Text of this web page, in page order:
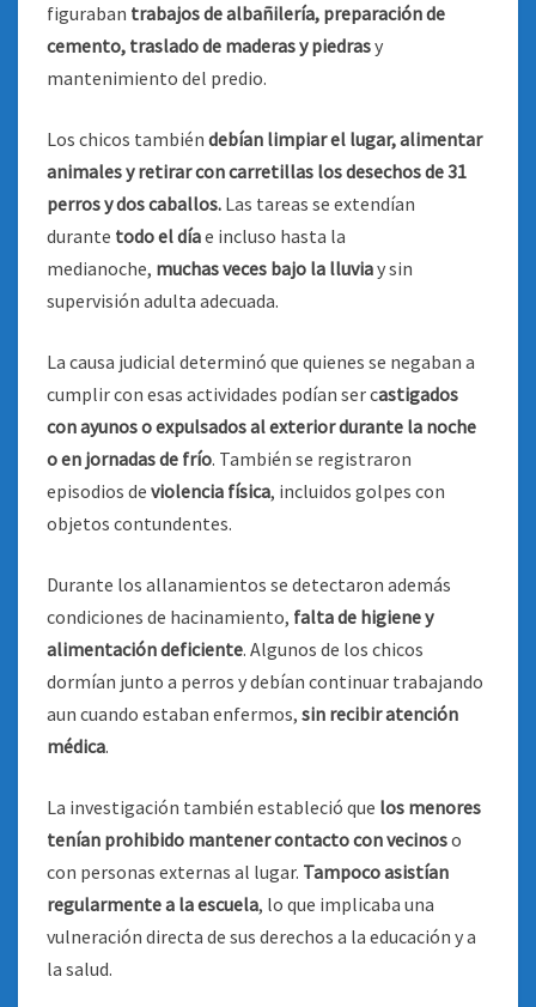
figuraban trabajos de albañilería, preparación de
cemento, traslado de maderas y piedrasy
mantenimiento del predio.
Los chicos también debían limpiar el lugar, alimentar
animales y retirar con carretillas los desechos de 31
perros y dos caballos. Las tareas se extendían
durante todo el díae incluso hasta la
medianoche, muchas veces bajo la lluviay sin
supervisión adulta adecuada.
La causa judicial determinó que quienes se negaban a
cumplir con esas actividades podían ser castigados
con ayunos o expulsados al exterior durante la noche
o en jornadas de frío. También se registraron
episodios de violencia física, incluidos golpes con
objetos contundentes.
Durante los allanamientos se detectaron además
condiciones de hacinamiento, falta de higiene y
alimentación deficiente. Algunos de los chicos
dormían junto a perros y debían continuar trabajando
aun cuando estaban enfermos, sin recibir atención
médica.
La investigación también estableció que los menores
tenían prohibido mantener contacto con vecinoso
con personas externas al lugar. Tampoco asistían
regularmente a la escuela, lo que implicaba una
vulneración directa de sus derechos a la educación y a
la salud.